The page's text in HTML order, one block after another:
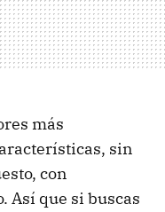
más
sin
con
Así que si buscas